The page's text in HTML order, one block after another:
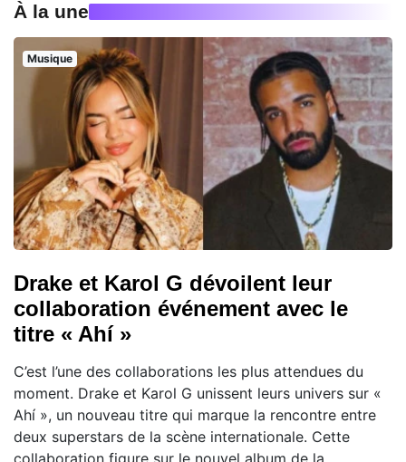
À la une
Musique
Drake et Karol G dévoilent leur
collaboration événement avec le
titre « Ahí »
C’est l’une des collaborations les plus attendues du
moment. Drake et Karol G unissent leurs univers sur «
Ahí », un nouveau titre qui marque la rencontre entre
deux superstars de la scène internationale. Cette
collaboration figure sur le nouvel album de la